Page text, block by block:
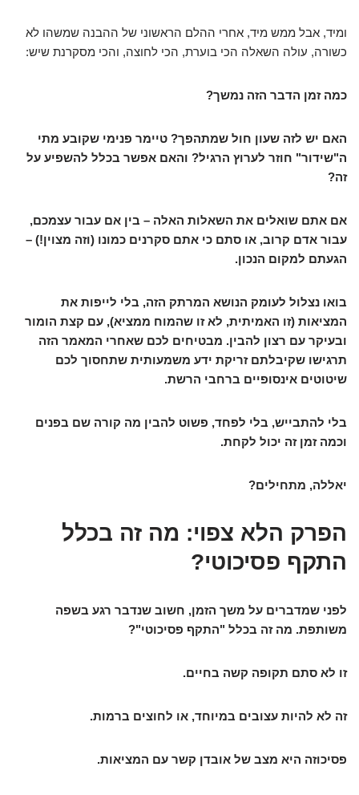
ומיד, אבל ממש מיד, אחרי ההלם הראשוני של ההבנה שמשהו לא
כשורה, עולה השאלה הכי בוערת, הכי לחוצה, והכי מסקרנת שיש:
כמה זמן הדבר הזה נמשך?
האם יש לזה שעון חול שמתהפך? טיימר פנימי שקובע מתי
ה"שידור" חוזר לערוץ הרגיל? והאם אפשר בכלל להשפיע על
זה?
אם אתם שואלים את השאלות האלה – בין אם עבור עצמכם,
עבור אדם קרוב, או סתם כי אתם סקרנים כמונו (וזה מצוין!) –
הגעתם למקום הנכון.
בואו נצלול לעומק הנושא המרתק הזה, בלי לייפות את
המציאות (זו האמיתית, לא זו שהמוח ממציא), עם קצת הומור
ובעיקר עם רצון להבין. מבטיחים לכם שאחרי המאמר הזה
תרגישו שקיבלתם זריקת ידע משמעותית שתחסוך לכם
שיטוטים אינסופיים ברחבי הרשת.
בלי להתבייש, בלי לפחד, פשוט להבין מה קורה שם בפנים
וכמה זמן זה יכול לקחת.
יאללה, מתחילים?
הפרק הלא צפוי: מה זה בכלל
התקף פסיכוטי?
לפני שמדברים על משך הזמן, חשוב שנדבר רגע בשפה
משותפת. מה זה בכלל "התקף פסיכוטי"?
זו לא סתם תקופה קשה בחיים.
זה לא להיות עצובים במיוחד, או לחוצים ברמות.
פסיכוזה היא מצב של אובדן קשר עם המציאות.